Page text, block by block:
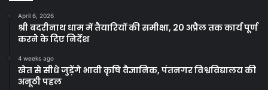
April 6, 2026
श्री बदरीनाथ धाम में तैयारियों की समीक्षा, 20 अप्रैल तक कार्य पूर्ण
करने के दिए निर्देश
4 weeks ago
खेत से सीधे जुड़ेंगे भावी कृषि वैज्ञानिक, पंतनगर विश्वविद्यालय की
अनूठी पहल